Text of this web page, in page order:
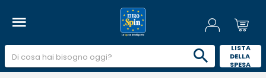
LISTA
DELLA
SPESA